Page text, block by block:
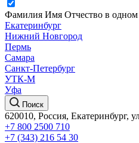
Фамилия Имя Отчество в одном
Екатеринбург
Нижний Новгород
Пермь
Самара
Санкт-Петербург
УТК-М
Уфа
Поиск
620010, Россия, Екатеринбург,
+7 800 2500 710
+7 (343) 216 54 30